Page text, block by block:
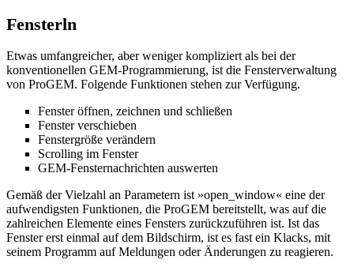
Fensterln
Etwas umfangreicher, aber weniger kompliziert als bei der
konventionellen GEM-Programmierung, ist die Fensterverwaltung
von ProGEM. Folgende Funktionen stehen zur Verfügung.
Fenster öffnen, zeichnen und schließen
Fenster verschieben
Fenstergröße verändern
Scrolling im Fenster
GEM-Fensternachrichten auswerten
Gemäß der Vielzahl an Parametern ist »open_window« eine der
aufwendigsten Funktionen, die ProGEM bereitstellt, was auf die
zahlreichen Elemente eines Fensters zurückzuführen ist. Ist das
Fenster erst einmal auf dem Bildschirm, ist es fast ein Klacks, mit
seinem Programm auf Meldungen oder Änderungen zu reagieren.